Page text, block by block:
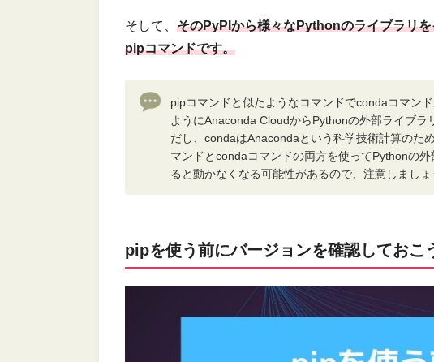
そして、 そのPyPIから様々なPythonのライブラリ
pipコマンドです。
pipコマンドと似たようなコマンドでcondaコマン
ようにAnaconda CloudからPythonの外部ライブラ
だし、condaはAnacondaという科学技術計算のた
マンドとcondaコマンドの両方を使ってPythonの
ると動かなくなる可能性があるので、注意しましょ
pipを使う前にバージョンを確認しておこ